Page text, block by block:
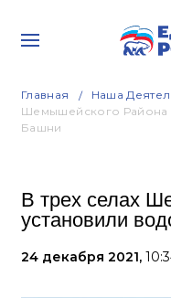
Главная Наша
Шемышейского Района
Башни
В трех селах
установили
24 декабря 2021,